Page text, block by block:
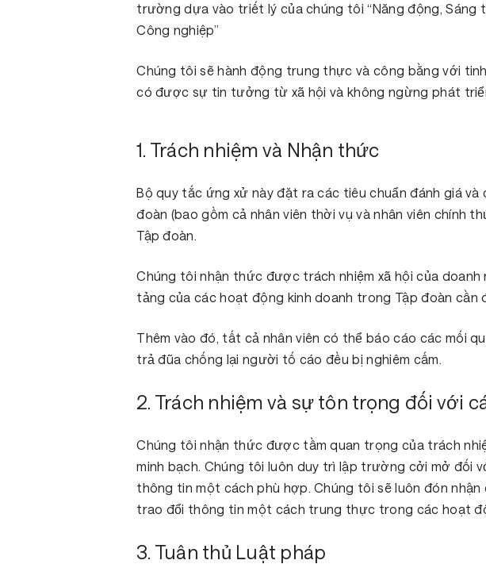
Hit enter to search or ESC to close
trường dựa vào triết lý của chúng tôi “Năng động,
Công nghiệp”
Chúng tôi sẽ hành động trung thực và công bằng với
có được sự tin tưởng từ xã hội và không ngừng phát
1. Trách nhiệm và Nhận thức
Bộ quy tắc ứng xử này đặt ra các tiêu chuẩn đánh giá
đoàn (bao gồm cả nhân viên thời vụ và nhân viên chính
Tập đoàn.
Chúng tôi nhận thức được trách nhiệm xã hội của
tảng của các hoạt động kinh doanh trong Tập đoàn cần
Thêm vào đó, tất cả nhân viên có thể báo cáo các mối
trả đũa chống lại người tố cáo đều bị nghiêm cấm.
2. Trách nhiệm và sự tôn trọng đối với
Chúng tôi nhận thức được tầm quan trọng của trách
minh bạch. Chúng tôi luôn duy trì lập trường cởi mở đối
thông tin một cách phù hợp. Chúng tôi sẽ luôn đón
trao đổi thông tin một cách trung thực trong các hoạt
3. Tuân thủ Luật pháp